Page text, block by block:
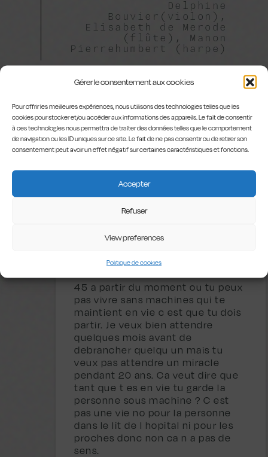
Gérer le consentement aux cookies
Pour offrir les meilleures expériences, nous utilisons des technologies telles que les
cookies pour stocker et/ou accéder aux informations des appareils. Le fait de consentir
à ces technologies nous permettra de traiter des données telles que le comportement
de navigation ou les ID uniques sur ce site. Le fait de ne pas consentir ou de retirer son
consentement peut avoir un effet négatif sur certaines caractéristiques et fonctions.
Accepter
Refuser
View preferences
Politique de cookies
Delphine
Bouvier(violon),
Elisabeth de Merode
(flûte), Manon
Pierrehumbert (harpe)
COMMENTS 1
PAYSAGES-TSCHIRHART
13 MAI 2016 AT 12 H 35 MIN
45 a partir du moment ou tu peux
pas vivre sans machines qui te
maintient en vie c est que tu dois
partir. Je veux bien attendre
quelques mois avant de
debrancher quelqu un mais tu
veux pas attendre un miracle
pendant 20 ans. Ca veut dire que
tant que t es en vie tu garde la
personne sous machine ? C est
pas une vie no pour la personne
dans le lit de l hopital ni pour les
proches donc non ca n a pas de
sens.